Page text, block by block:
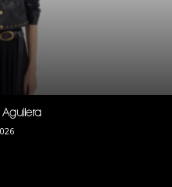
Aguilera